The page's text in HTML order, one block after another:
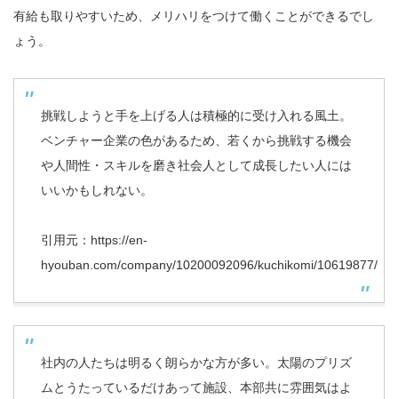
有給も取りやすいため、メリハリをつけて働くことができるでし
ょう。
挑戦しようと手を上げる人は積極的に受け入れる風土。
ベンチャー企業の色があるため、若くから挑戦する機会
や人間性・スキルを磨き社会人として成長したい人には
いいかもしれない。
引用元： https://en-
hyouban.com/company/10200092096/kuchikomi/10619877/
社内の人たちは明るく朗らかな方が多い。太陽のプリズ
ムとうたっているだけあって施設、本部共に雰囲気はよ